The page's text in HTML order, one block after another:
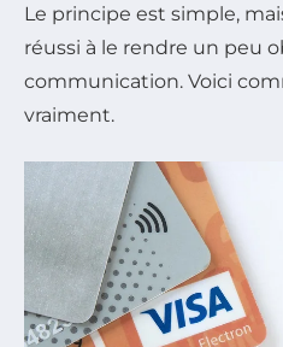
Le principe est simple,
réussi à le rendre un peu
communication. Voici
vraiment.